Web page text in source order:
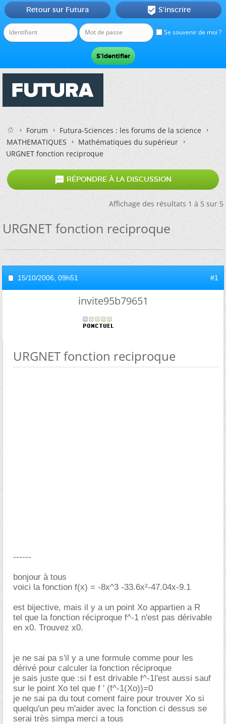
Se souvenir de moi ?
Retour sur Futura  S'inscrire
Forum
Futura-Sciences : les forums de la science
MATHEMATIQUES
Mathématiques du supérieur
URGNET fonction reciproque
 RÉPONDRE À LA DISCUSSION
Affichage des résultats 1 à 5 sur 5
URGNET fonction reciproque
15/10/2006, 09h51 #1
invite95b79651
URGNET fonction reciproque
------
bonjour à tous
voici la fonction f(x) = -8x^3 -33.6x²-47.04x-9.1
est bijective, mais il y a un point Xo appartien a R
tel que la fonction réciproque f^-1 n'est pas dérivable
en x0. Trouvez x0.
je ne sai pa s'il y a une formule comme pour les
dérivé pour calculer la fonction réciproque
je sais juste que :si f est drivable f^-1l'est aussi sauf
sur le point Xo tel que f ' (f^-1(Xo))=0
je ne sai pa du tout coment faire pour trouver Xo si
quelqu'un peu m'aider avec la fonction ci dessus se
serai très simpa merci a tous